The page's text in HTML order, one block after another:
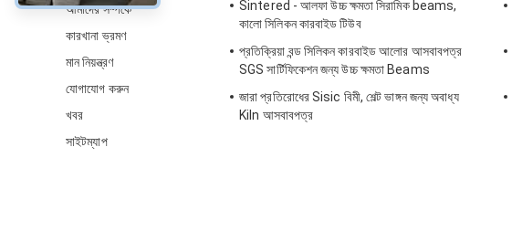
আমাদের সম্পর্কে
কারখানা ভ্রমণ
মান নিয়ন্ত্রণ
যোগাযোগ করুন
খবর
সাইটম্যাপ
Sintered - আলফা উচ্চ ক্ষমতা সিরামিক beams,
কালো সিলিকন কারবাইড টিউব
প্রতিক্রিয়া বন্ড সিলিকন কারবাইড আলোর আসবাবপত্র
SGS সার্টিফিকেশন জন্য উচ্চ ক্ষমতা Beams
জারা প্রতিরোধের Sisic বিমী, শেল্ট ভাঙ্গন জন্য অবাধ্য
Kiln আসবাবপত্র